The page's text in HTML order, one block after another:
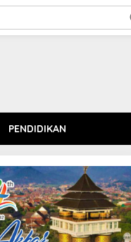
PENDIDIKAN